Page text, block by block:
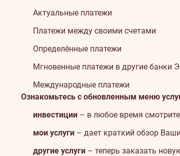
Aктуальные платежи
Платежи между своими счетами
Определённые платежи
Мгновенные платежи в другие банки
Международные платежи
Ознакомьтесь с обновленным меню
инвестиции – в любое время
мои услуги – дает краткий обзор
другие услуги – теперь заказать